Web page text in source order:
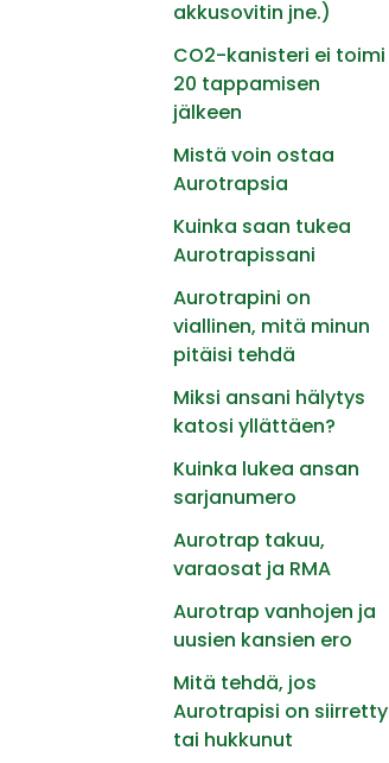
akkusovitin jne.)
CO2-kanisteri ei toimi
20 tappamisen
jälkeen
Mistä voin ostaa
Aurotrapsia
Kuinka saan tukea
Aurotrapissani
Aurotrapini on
viallinen, mitä minun
pitäisi tehdä
Miksi ansani hälytys
katosi yllättäen?
Kuinka lukea ansan
sarjanumero
Aurotrap takuu,
varaosat ja RMA
Aurotrap vanhojen ja
uusien kansien ero
Mitä tehdä, jos
Aurotrapisi on siirretty
tai hukkunut